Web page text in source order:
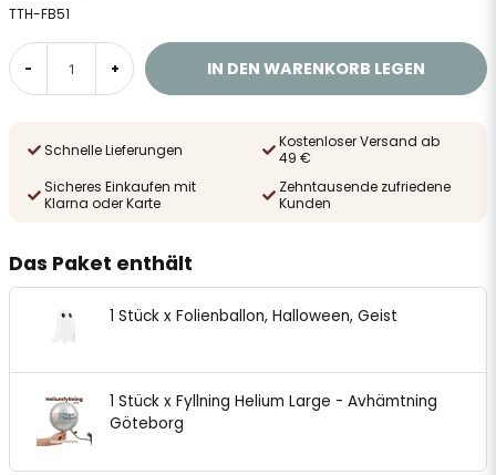
TTH-FB51
- + IN DEN WARENKORB LEGEN
Schnelle Lieferungen
Kostenloser Versand ab
49 €
Sicheres Einkaufen mit
Klarna oder Karte
Zehntausende zufriedene
Kunden
Das Paket enthält
1 Stück x Folienballon, Halloween, Geist
1 Stück x Fyllning Helium Large - Avhämtning
Göteborg